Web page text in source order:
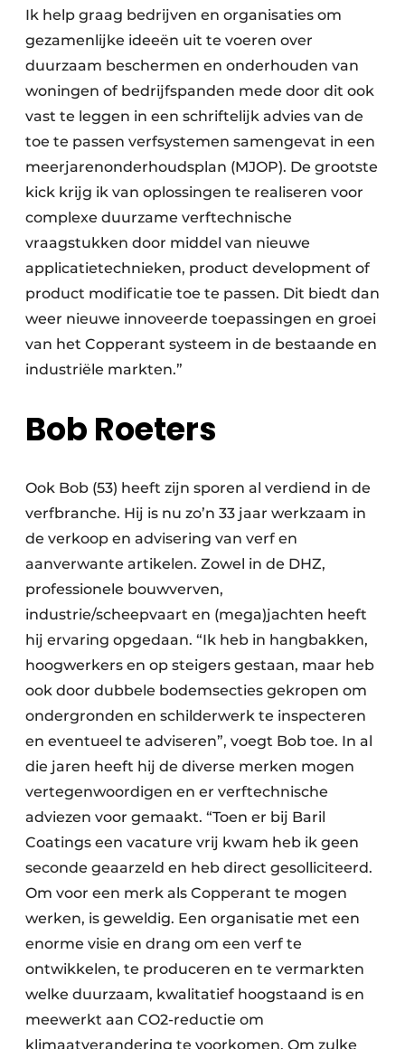
Ik help graag bedrijven en organisaties om
gezamenlijke ideeën uit te voeren over
duurzaam beschermen en onderhouden van
woningen of bedrijfspanden mede door dit ook
vast te leggen in een schriftelijk advies van de
toe te passen verfsystemen samengevat in een
meerjarenonderhoudsplan (MJOP). De grootste
kick krijg ik van oplossingen te realiseren voor
complexe duurzame verftechnische
vraagstukken door middel van nieuwe
applicatietechnieken, product development of
product modificatie toe te passen. Dit biedt dan
weer nieuwe innoveerde toepassingen en groei
van het Copperant systeem in de bestaande en
industriële markten.”
Bob Roeters
Ook Bob (53) heeft zijn sporen al verdiend in de
verfbranche. Hij is nu zo’n 33 jaar werkzaam in
de verkoop en advisering van verf en
aanverwante artikelen. Zowel in de DHZ,
professionele bouwverven,
industrie/scheepvaart en (mega)jachten heeft
hij ervaring opgedaan. “Ik heb in hangbakken,
hoogwerkers en op steigers gestaan, maar heb
ook door dubbele bodemsecties gekropen om
ondergronden en schilderwerk te inspecteren
en eventueel te adviseren”, voegt Bob toe. In al
die jaren heeft hij de diverse merken mogen
vertegenwoordigen en er verftechnische
adviezen voor gemaakt. “Toen er bij Baril
Coatings een vacature vrij kwam heb ik geen
seconde geaarzeld en heb direct gesolliciteerd.
Om voor een merk als Copperant te mogen
werken, is geweldig. Een organisatie met een
enorme visie en drang om een verf te
ontwikkelen, te produceren en te vermarkten
welke duurzaam, kwalitatief hoogstaand is en
meewerkt aan CO2-reductie om
klimaatverandering te voorkomen. Om zulke